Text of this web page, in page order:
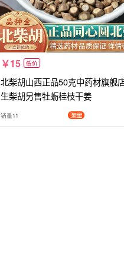
15 低价
北柴胡山西正品50克中药材旗舰
生柴胡另售牡蛎桂枝干姜
销量11